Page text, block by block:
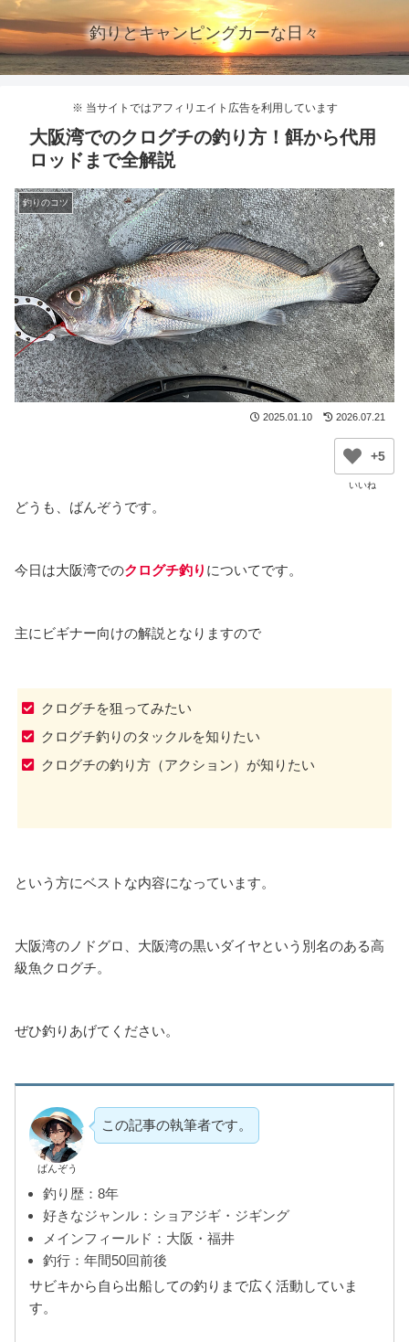
釣りとキャンピングカーな日々
※ 当サイトではアフィリエイト広告を利用しています
大阪湾でのクログチの釣り方！餌から代用
ロッドまで全解説
釣りのコツ
2025.01.10 2026.07.21
+5
どうも、ばんぞうです。
今日は大阪湾でのクログチ釣り についてです。
主にビギナー向けの解説となりますので
クログチを狙ってみたい
クログチ釣りのタックルを知りたい
クログチの釣り方（アクション）が知りたい
という方にベストな内容になっています。
大阪湾のノドグロ、大阪湾の黒いダイヤという別名のある高
級魚クログチ。
ぜひ釣りあげてください。
ばんぞう
この記事の執筆者です。
釣り歴：8年
好きなジャンル：ショアジギ・ジギング
メインフィールド：大阪・福井
釣行：年間50回前後
サビキから自ら出船しての釣りまで広く活動していま
す。